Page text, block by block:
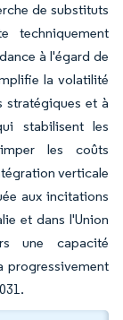
de substituts
techniquement
à l'égard de
la volatilité
stratégiques et à
stabilisent les
les coûts
verticale
aux incitations
et dans l'Union
une capacité
progressivement